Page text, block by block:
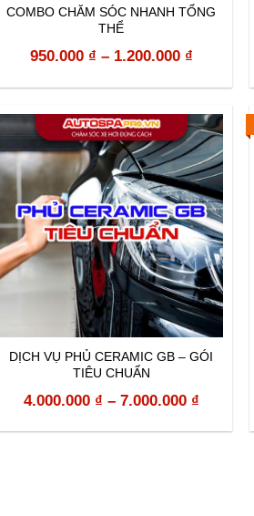
COMBO CHĂM SÓC NHANH TỔNG
THỂ
950.000 ₫ – 1.200.000 ₫
DỊCH VỤ PHỦ CERAMIC GB – GÓI
TIÊU CHUẨN
4.000.000 ₫ – 7.000.000 ₫